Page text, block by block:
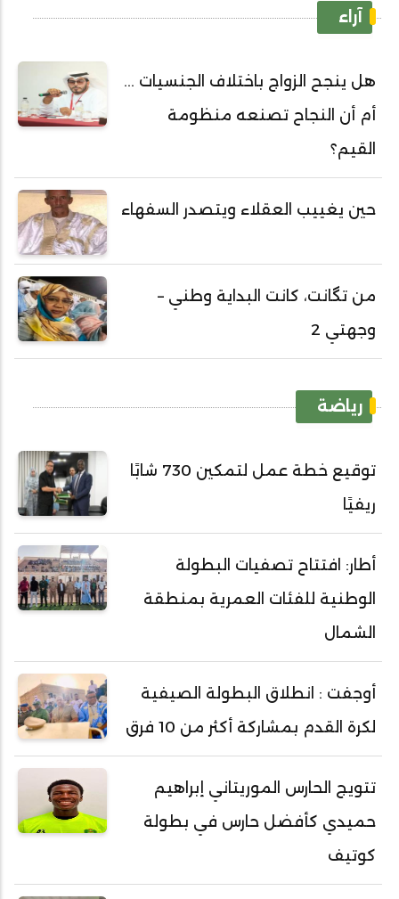
آراء
هل ينجح الزواج باختلاف الجنسيات ...
أم أن النجاح تصنعه منظومة
القيم؟
حين يغييب العقلاء ويتصدر السفهاء
من تگانت، كانت البداية وطني –
وجهتي 2
رياضة
توقيع خطة عمل لتمكين 730 شابًا
ريفيًا
أطار: افتتاح تصفيات البطولة
الوطنية للفئات العمرية بمنطقة
الشمال
أوجفت : انطلاق البطولة الصيفية
لكرة القدم بمشاركة أكثر من 10 فرق
تتويج الحارس الموريتاني إبراهيم
حميدي كأفضل حارس في بطولة
كوتيف